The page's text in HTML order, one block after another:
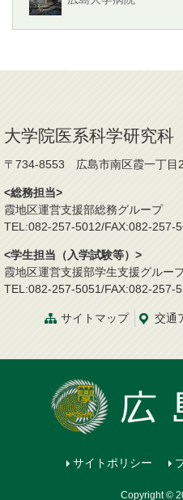
大学院医系科学研究科
〒734-8553 広島市南区霞一丁目
<総務担当>
霞地区運営支援部総務グループ
TEL:082-257-5012/FAX:082-257-
<学生担当（入学試験等）>
霞地区運営支援部学生支援グルー
TEL:082-257-5051/FAX:082-257-
サイトマップ 交通
サイトポリシー
Copyright ©